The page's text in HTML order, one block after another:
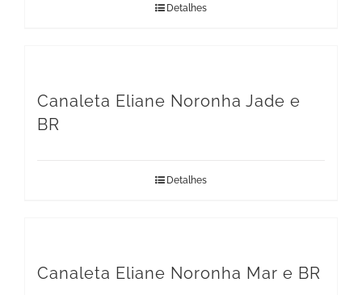
Detalhes
Canaleta Eliane Noronha Jade e
BR
Detalhes
Canaleta Eliane Noronha Mar e BR